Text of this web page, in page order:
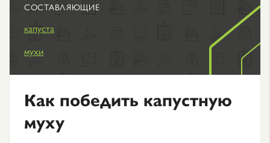
СОСТАВЛЯЮЩИЕ
капуста
мухи
Как победить капустную
муху